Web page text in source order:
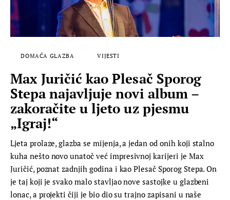
DOMAĆA GLAZBA VIJESTI
Max Juričić kao Plesač Sporog
Stepa najavljuje novi album –
zakoračite u ljeto uz pjesmu
„Igraj!“
Ljeta prolaze, glazba se mijenja, a jedan od onih koji stalno
kuha nešto novo unatoč već impresivnoj karijeri je Max
Juričić, poznat zadnjih godina i kao Plesač Sporog Stepa. On
je taj koji je svako malo stavljao nove sastojke u glazbeni
lonac, a projekti čiji je bio dio su trajno zapisani u naše